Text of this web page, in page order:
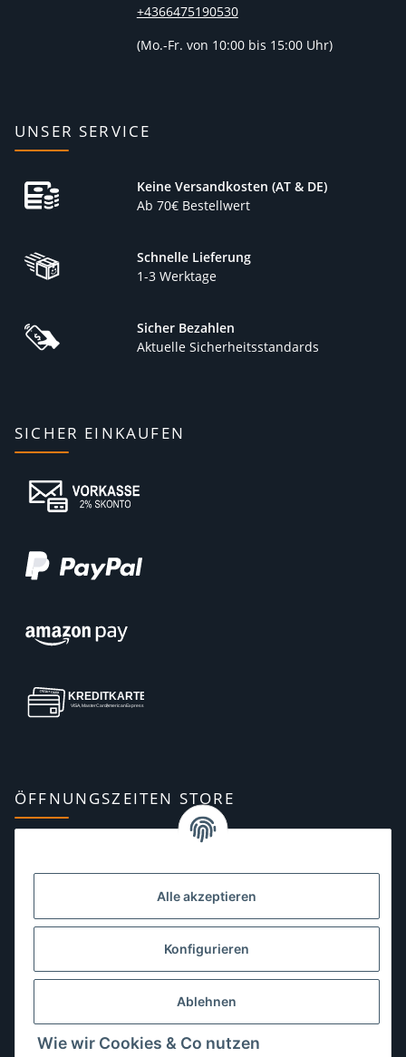
Alle akzeptieren
Konfigurieren
Ablehnen
Wie wir Cookies & Co nutzen
+4366475190530
(Mo.-Fr. von 10:00 bis 15:00 Uhr)
UNSER SERVICE
Keine Versandkosten (AT & DE)
Ab 70€ Bestellwert
Schnelle Lieferung
1-3 Werktage
Sicher Bezahlen
Aktuelle Sicherheitsstandards
SICHER EINKAUFEN
ÖFFNUNGSZEITEN STORE
10:00–13:00, 14:00–18:00 Uhr
Dienstag:10:00–13:00, 14:00–16:00 Uhr
10:00–13:00 Uhr
Freitag:10:00–13:00, 14:00–18:00 Uhr
Sonntag: geschlossen